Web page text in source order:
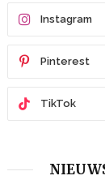
Instagram
Pinterest
TikTok